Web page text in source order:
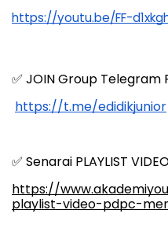
https://youtu.be/FF-
✅ JOIN Group Telegram
https://t.me/edidikjunior
✅ Senarai PLAYLIST
https://
playlist-video-pdpc-